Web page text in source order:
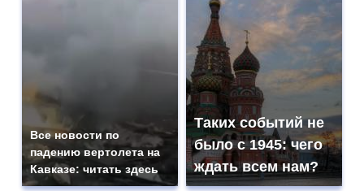
Все новости по
падению вертолета на
Кавказе: читать здесь
Таких событий не
было с 1945: чего
ждать всем нам?